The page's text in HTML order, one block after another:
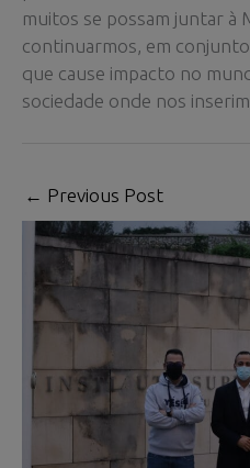
muitos se possam juntar à
continuarmos, em
que cause impacto no
sociedade onde nos
← Previous Post